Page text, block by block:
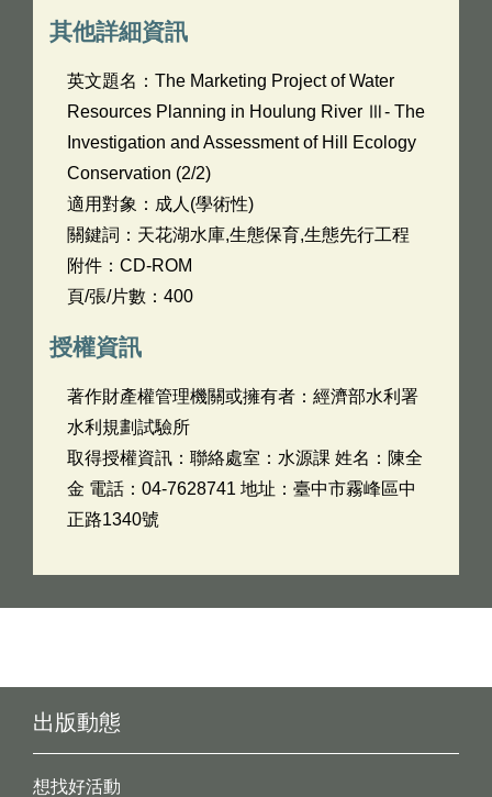
其他詳細資訊
英文題名： The Marketing Project of Water
Resources Planning in Houlung River Ⅲ- The
Investigation and Assessment of Hill Ecology
Conservation (2/2)
適用對象：成人(學術性)
關鍵詞：天花湖水庫,生態保育,生態先行工程
附件：CD-ROM
頁/張/片數：400
授權資訊
著作財產權管理機關或擁有者：經濟部水利署
水利規劃試驗所
取得授權資訊：聯絡處室：水源課 姓名：陳全
金 電話：04-7628741 地址：臺中市霧峰區中
正路1340號
出版動態
想找好活動